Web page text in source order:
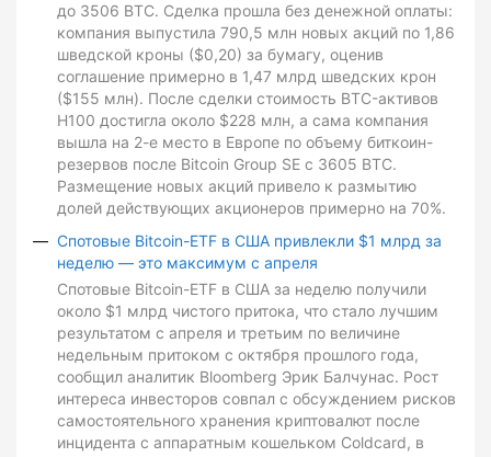
до 3506 BTC. Сделка прошла без денежной оплаты:
компания выпустила 790,5 млн новых акций по 1,86
шведской кроны ($0,20) за бумагу, оценив
соглашение примерно в 1,47 млрд шведских крон
($155 млн). После сделки стоимость BTC-активов
H100 достигла около $228 млн, а сама компания
вышла на 2-е место в Европе по объему биткоин-
резервов после Bitcoin Group SE с 3605 BTC.
Размещение новых акций привело к размытию
долей действующих акционеров примерно на 70%.
Спотовые Bitcoin-ETF в США привлекли $1 млрд за
неделю — это максимум с апреля
Спотовые Bitcoin-ETF в США за неделю получили
около $1 млрд чистого притока, что стало лучшим
результатом с апреля и третьим по величине
недельным притоком с октября прошлого года,
сообщил аналитик Bloomberg Эрик Балчунас. Рост
интереса инвесторов совпал с обсуждением рисков
самостоятельного хранения криптовалют после
инцидента с аппаратным кошельком Coldcard, в